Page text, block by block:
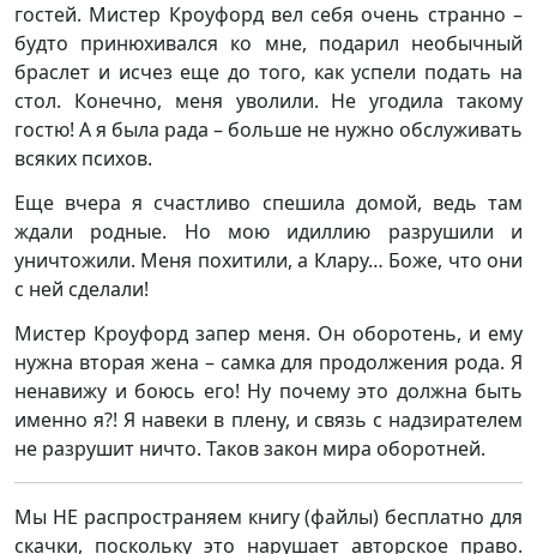
гостей. Мистер Кроуфорд вел себя очень странно –
будто принюхивался ко мне, подарил необычный
браслет и исчез еще до того, как успели подать на
стол. Конечно, меня уволили. Не угодила такому
гостю! А я была рада – больше не нужно обслуживать
всяких психов.
Еще вчера я счастливо спешила домой, ведь там
ждали родные. Но мою идиллию разрушили и
уничтожили. Меня похитили, а Клару… Боже, что они
с ней сделали!
Мистер Кроуфорд запер меня. Он оборотень, и ему
нужна вторая жена – самка для продолжения рода. Я
ненавижу и боюсь его! Ну почему это должна быть
именно я?! Я навеки в плену, и связь с надзирателем
не разрушит ничто. Таков закон мира оборотней.
Мы НЕ распространяем книгу (файлы) бесплатно для
скачки, поскольку это нарушает авторское право.